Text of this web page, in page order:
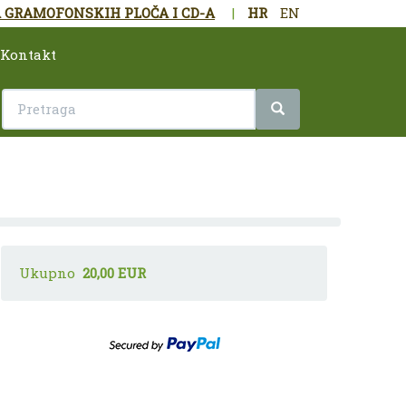
HR EN
|
PLOČA I CD-A
Kontakt
Ukupno 20,00 EUR